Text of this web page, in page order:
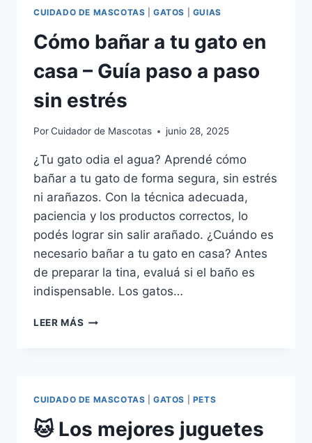
CUIDADO DE MASCOTAS |GATOS GUIAS
Cómo bañar a tu gato en
casa – Guía paso a paso
sin estrés
PorCuidador de Mascotas junio 28, 2025
¿Tu gato odia el agua? Aprendé cómo
bañar a tu gato de forma segura, sin estrés
ni arañazos. Con la técnica adecuada,
paciencia y los productos correctos, lo
podés lograr sin salir arañado. ¿Cuándo es
necesario bañar a tu gato en casa? Antes
de preparar la tina, evaluá si el baño es
indispensable. Los gatos…
LEER MÁS CÓMO
GUÍA
CUIDADO DE MASCOTAS |GATOS PETS
🐱 Los mejores juguetes